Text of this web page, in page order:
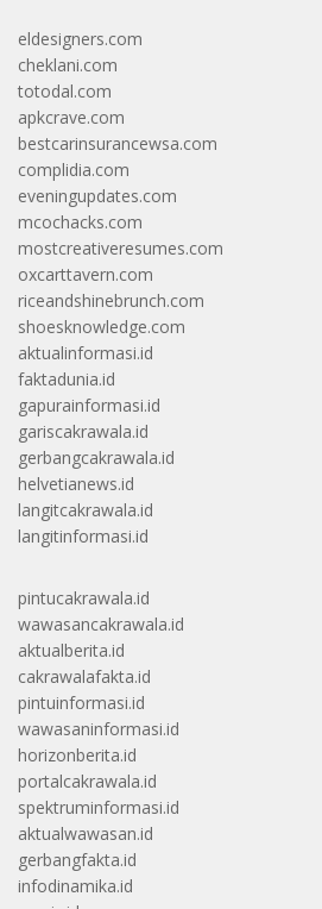
eldesigners.com
cheklani.com
totodal.com
apkcrave.com
bestcarinsurancewsa.com
complidia.com
eveningupdates.com
mcochacks.com
mostcreativeresumes.com
oxcarttavern.com
riceandshinebrunch.com
shoesknowledge.com
aktualinformasi.id
faktadunia.id
gapurainformasi.id
gariscakrawala.id
gerbangcakrawala.id
helvetianews.id
langitcakrawala.id
langitinformasi.id
pintucakrawala.id
wawasancakrawala.id
aktualberita.id
cakrawalafakta.id
pintuinformasi.id
wawasaninformasi.id
horizonberita.id
portalcakrawala.id
spektruminformasi.id
aktualwawasan.id
gerbangfakta.id
infodinamika.id